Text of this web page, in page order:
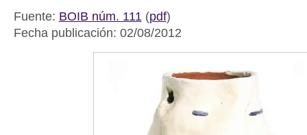
Fuente: BOIB núm. 111 (pdf)
Fecha publicación: 02/08/2012